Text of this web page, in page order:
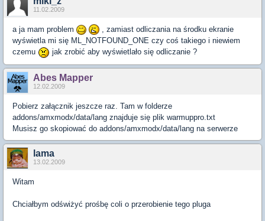
11.02.2009
a ja mam problem
, zamiast odliczania na środku ekranie
wyświetla mi się ML_NOTFOUND_ONE czy coś takiego i niewiem
czemu
jak zrobić aby wyświetlało się odliczanie ?
Abes Mapper
12.02.2009
Pobierz załącznik jeszcze raz. Tam w folderze
addons/amxmodx/data/lang znajduje się plik warmuppro.txt
Musisz go skopiować do addons/amxmodx/data/lang na serwerze
lama
13.02.2009
Witam
Chciałbym odświżyć prośbę coli o przerobienie tego pluga